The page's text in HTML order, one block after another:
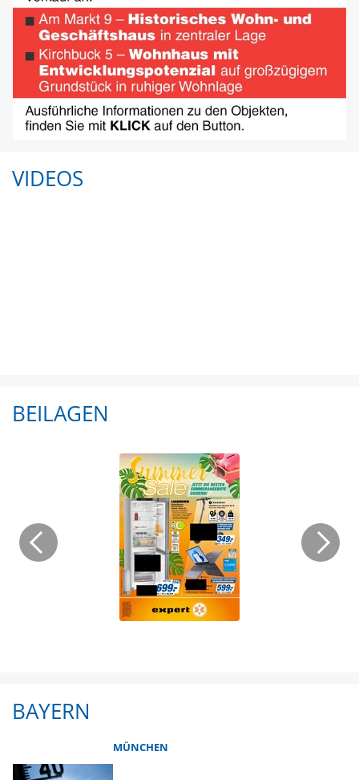
VIDEOS
BEILAGEN
BAYERN
MÜNCHEN